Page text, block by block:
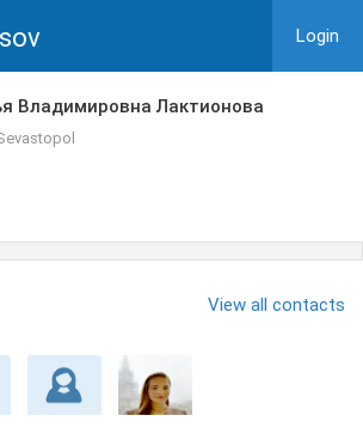
Login
Владимировна Лактионова
View all contacts